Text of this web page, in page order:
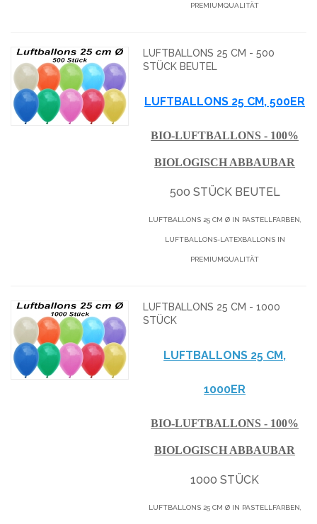
PREMIUMQUALITÄT
LUFTBALLONS 25 CM - 500
STÜCK BEUTEL
LUFTBALLONS 25 CM, 500ER
BIO-LUFTBALLONS - 100%
BIOLOGISCH ABBAUBAR
500 STÜCK BEUTEL
LUFTBALLONS 25 CM Ø IN PASTELLFARBEN,
LUFTBALLONS-LATEXBALLONS IN
PREMIUMQUALITÄT
LUFTBALLONS 25 CM - 1000
STÜCK
LUFTBALLONS 25 CM,
1000ER
BIO-LUFTBALLONS - 100%
BIOLOGISCH ABBAUBAR
1000 STÜCK
LUFTBALLONS 25 CM Ø IN PASTELLFARBEN,